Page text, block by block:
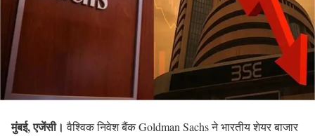
मुंबई, एजेंसी।वैश्विक निवेश बैंक Goldman Sachs ने भारतीय शेयर बाजार